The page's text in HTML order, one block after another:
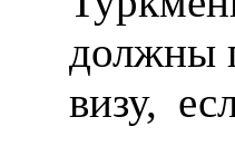
должны
визу,